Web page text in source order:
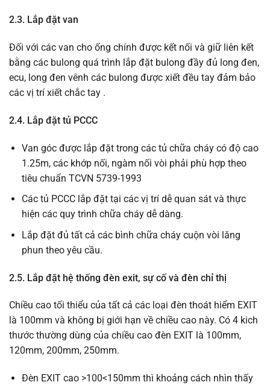
2.3. Lắp đặt van
Đối với các van cho ống chính được kết nối và giữ liên kết
bằng các bulong quá trình lắp đặt bulong đầy đủ long đen,
ecu, long đen vênh các bulong được xiết đều tay đảm bảo
các vị trí xiết chắc tay .
2.4. Lắp đặt tủ PCCC
Van góc được lắp đặt trong các tủ chữa cháy có độ cao
1.25m, các khớp nối, ngàm nối vòi phải phù hợp theo
tiêu chuẩn TCVN 5739-1993
Các tủ PCCC lắp đặt tại các vị trí dễ quan sát và thực
hiện các quy trình chữa cháy dễ dàng.
Lắp đặt đủ tất cả các bình chữa cháy cuộn vòi lăng
phun theo yêu cầu.
2.5. Lắp đặt hệ thống đèn exit, sự cố và đèn chỉ thị
Chiều cao tối thiểu của tất cả các loại đèn thoát hiểm EXIT
là 100mm và không bị giới hạn về chiều cao này. Có 4 kich
thước thường dùng của chiều cao đèn EXIT là 100mm,
120mm, 200mm, 250mm.
Đèn EXIT cao >100<150mm thì khoảng cách nhìn thấy